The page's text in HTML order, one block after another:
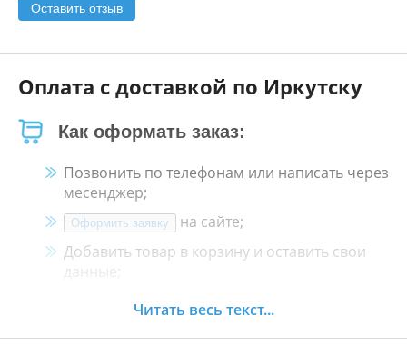
Оставить отзыв
Оплата с доставкой по Иркутску
Как оформать заказ:
Позвонить по телефонам или написать через
месенджер;
Оформить заявку
на сайте;
Добавить товар в корзину и оставить свои
данные;
Менеджер свяжется с Вами в течение 30
Читать весь текст...